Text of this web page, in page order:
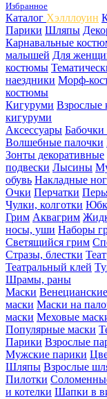
Избранное
Каталог Хэлллоуин
Парики Шляпы
Карнавальные
малышей Для
костюмы
наездники Морф-
костюмы
Кигуруми Взрослые
кигуруми
Аксессуары Бабочки
Волшебные палочки
Зонты декоративные
подвески Лысины
обувь Накладные
Очки Перчатки
Чулки, колготки
Грим Аквагрим
носы, уши Наборы
Светящийся грим
Стразы, блестки
Театральный клей
Шрамы, раны
Маски
маски Маски на
маски Меховые
Популярные маски
Парики Взрослые
Мужские парики
Шляпы Взрослые
Пилотки
и котелки Шапки в